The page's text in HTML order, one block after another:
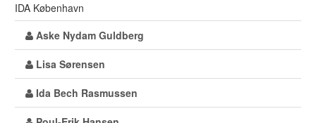
IDA København
Aske Nydam Guldberg
Lisa Sørensen
Ida Bech Rasmussen